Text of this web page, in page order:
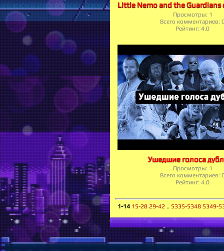
Просмотры: 1
Всего комментариев:
Рейтинг: 4.0
Ушедшие голоса
Просмотры: 1
Всего комментариев:
Рейтинг: 4.0
1-14 15-28 29-42 .. 5335-5348 5349-